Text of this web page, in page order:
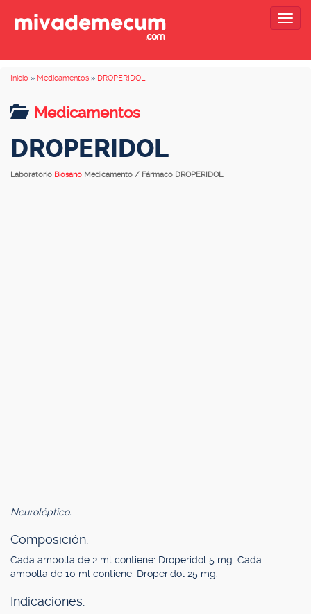
Inicio » Medicamentos » DROPERIDOL
Medicamentos
DROPERIDOL
Laboratorio Biosano Medicamento / Fármaco DROPERIDOL
Neuroléptico.
Composición.
Cada ampolla de 2 ml contiene: Droperidol 5 mg. Cada
ampolla de 10 ml contiene: Droperidol 25 mg.
Indicaciones.